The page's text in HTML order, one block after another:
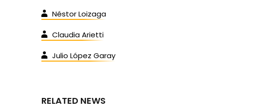
Néstor Loizaga
Claudia Arietti
Julio López Garay
RELATED NEWS